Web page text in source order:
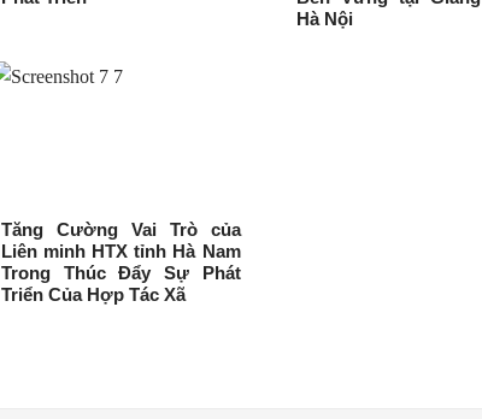
Hà Nội
Tăng Cường Vai Trò của
Liên minh HTX tỉnh Hà Nam
Trong Thúc Đẩy Sự Phát
Triển Của Hợp Tác Xã